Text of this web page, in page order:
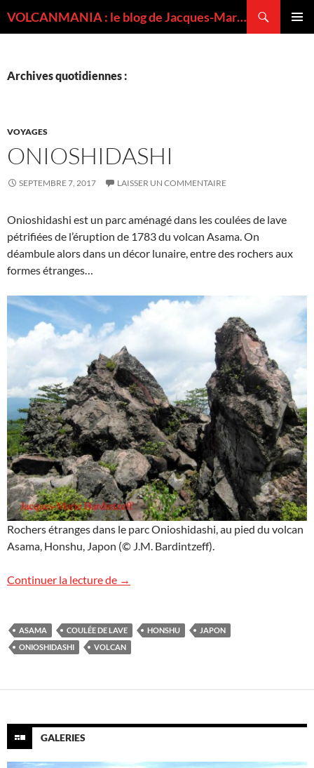
VOLCANMANIA : le blog de Jacques-Marie BARDINTZEFF, volcanologue
Archives quotidiennes :
VOYAGES
ONIOSHIDASHI
SEPTEMBRE 7, 2017 LAISSER UN COMMENTAIRE
Onioshidashi est un parc aménagé dans les coulées de lave
pétrifiées de l’éruption de 1783 du volcan Asama. On
déambule alors dans un décor lunaire, entre des rochers aux
formes étranges…
Rochers étranges dans le parc Onioshidashi, au pied du volcan
Asama, Honshu, Japon (© J.M. Bardintzeff).
Continuer la lecture de Onioshidashi
→
ASAMA COULÉE DE LAVE HONSHU
JAPON
ONIOSHIDASHI
VOLCAN
GALERIES